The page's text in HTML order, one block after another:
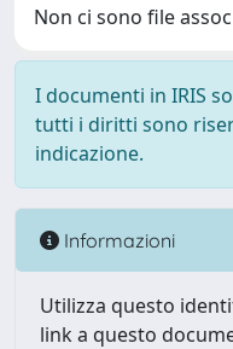
Non ci sono file
I documenti in IRIS
tutti i diritti sono
indicazione.
Informazioni
Utilizza questo
link a questo